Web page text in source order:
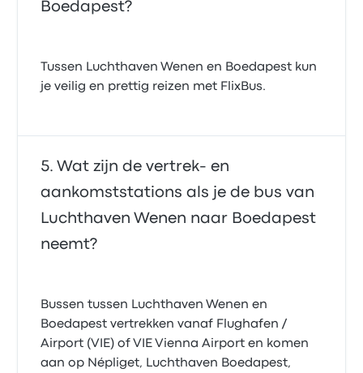
Boedapest?
Tussen Luchthaven Wenen en Boedapest kun
je veilig en prettig reizen met FlixBus.
Wat zijn de vertrek- en
aankomststations als je de bus van
Luchthaven Wenen naar Boedapest
neemt?
Bussen tussen Luchthaven Wenen en
Boedapest vertrekken vanaf Flughafen /
Airport (VIE) of VIE Vienna Airport en komen
aan op Népliget, Luchthaven Boedapest,